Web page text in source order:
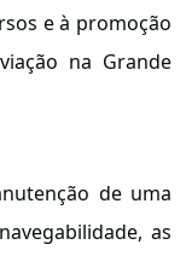
e à promoção
na Grande
de uma
as